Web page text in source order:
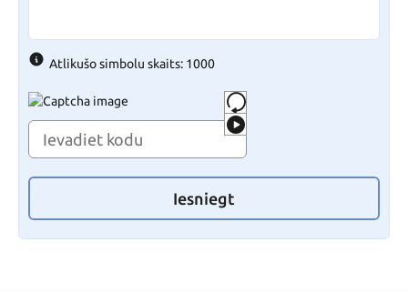
Atlikušo simbolu skaits: 1000
Iesniegt